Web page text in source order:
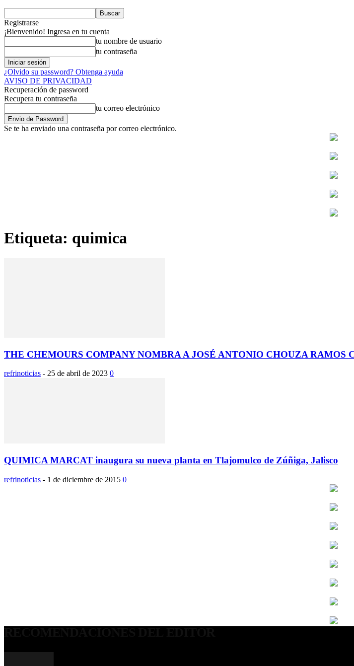
Registrarse
¡Bienvenido! Ingresa en tu cuenta
tu nombre de usuario
tu contraseña
¿Olvido su password? Obtenga ayuda
AVISO DE PRIVACIDAD
Recuperación de password
Recupera tu contraseña
tu correo electrónico
Se te ha enviado una contraseña por correo electrónico.
Etiqueta: quimica
THE CHEMOURS COMPANY NOMBRA A JOSÉ ANTONIO CHOUZA RAMOS
refrinoticias - 25 de abril de 2023 0
QUIMICA MARCAT inaugura su nueva planta en Tlajomulco de Zúñiga, Jalisco
refrinoticias - 1 de diciembre de 2015 0